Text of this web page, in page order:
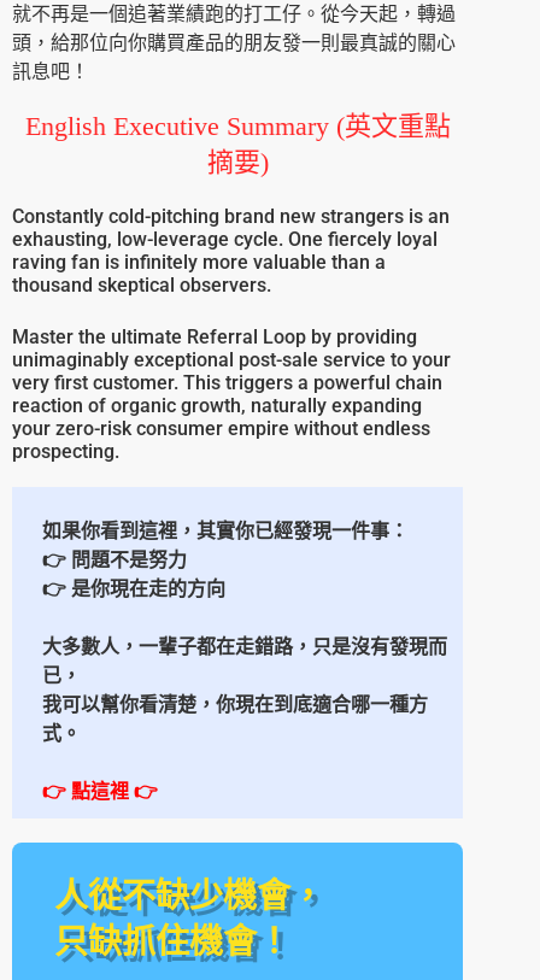
就不再是一個追著業績跑的打工仔。從今天起，轉過
頭，給那位向你購買產品的朋友發一則最真誠的關心
訊息吧！
English Executive Summary (英文重點
摘要)
Constantly cold-pitching brand new strangers is an
exhausting, low-leverage cycle. One fiercely loyal
raving fan is infinitely more valuable than a
thousand skeptical observers.
Master the ultimate Referral Loop by providing
unimaginably exceptional post-sale service to your
very first customer. This triggers a powerful chain
reaction of organic growth, naturally expanding
your zero-risk consumer empire without endless
prospecting.
如果你看到這裡，其實你已經發現一件事：
👉 問題不是努力
👉 是你現在走的方向
大多數人，一輩子都在走錯路， 只是沒有發現而
已，
我可以幫你看清楚， 你現在到底適合哪一種方
式。
👉 點這裡 👉
人從不缺少機會，
只缺抓住機會！